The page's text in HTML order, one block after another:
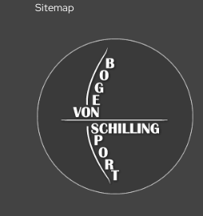
Sitemap